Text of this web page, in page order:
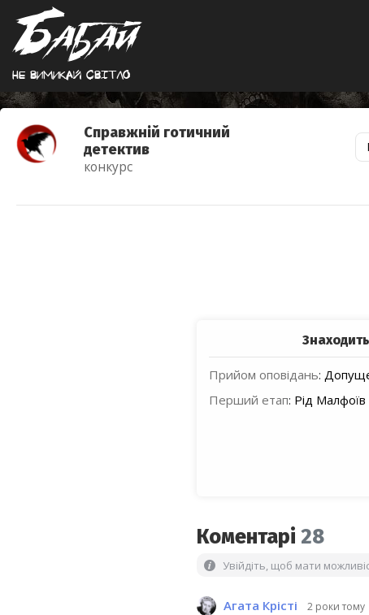
Не вимикай свiтло
Справжній готичний
детектив
конкурс
Прийом оповідань:
Перший етап: Рід Малфоїв
Коментарі28
Увійдіть, щоб мати
Агата Крісті 2 роки тому